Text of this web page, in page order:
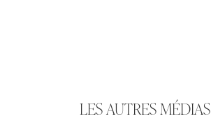
LES AUTRES MÉDIAS